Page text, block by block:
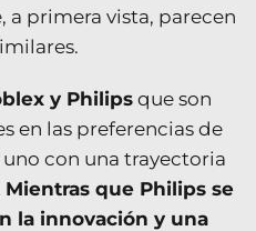
a primera vista, parecen
y Philipsque son
en las preferencias de
con una trayectoria
Mientras que Philips se
la innovación y una